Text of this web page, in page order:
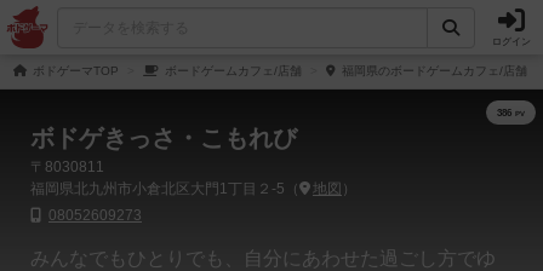
ログイン
ボドゲーマTOP ボードゲームカフェ/店舗 福岡県のボードゲームカフェ/店舗
ボドゲきっさ・こもれび
〒8030811
福岡県北九州市小倉北区大門1丁目２-5（
地図 ）
08052609273
みんなでもひとりでも、自分にあわせた過ごし方でゆ